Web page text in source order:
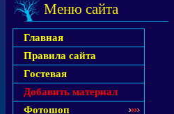
Меню сайта
Главная
Правила сайта
Гостевая
Добавить материал
Фотошоп